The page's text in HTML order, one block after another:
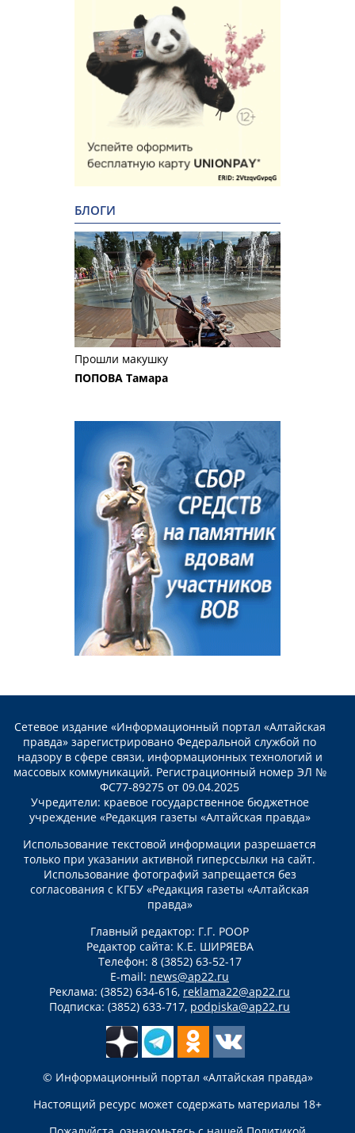
БЛОГИ
Прошли макушку
ПОПОВА Тамара
Сетевое издание «Информационный портал «Алтайская
правда» зарегистрировано Федеральной службой по
надзору в сфере связи, информационных технологий и
массовых коммуникаций. Регистрационный номер ЭЛ №
ФС77-89275 от 09.04.2025
Учредители: краевое государственное бюджетное
учреждение «Редакция газеты «Алтайская правда»
Использование текстовой информации разрешается
только при указании активной гиперссылки на сайт.
Использование фотографий запрещается без
согласования с КГБУ «Редакция газеты «Алтайская
правда»
Главный редактор: Г.Г. РООР
Редактор сайта: К.Е. ШИРЯЕВА
Телефон: 8 (3852) 63-52-17
E-mail: news@ap22.ru
Реклама: (3852) 634-616, reklama22@ap22.ru
Подписка: (3852) 633-717, podpiska@ap22.ru
© Информационный портал «Алтайская правда»
Настоящий ресурс может содержать материалы 18+